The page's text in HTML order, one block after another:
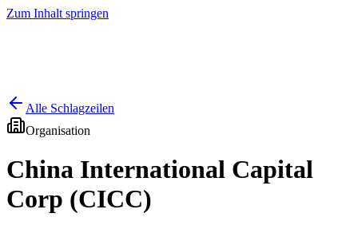
Zum Inhalt springen
Alle Schlagzeilen
Organisation
China International Capital
Corp (CICC)